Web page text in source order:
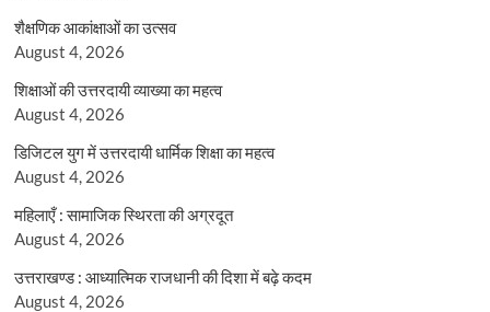
शैक्षणिक आकांक्षाओं का उत्सव
August 4, 2026
शिक्षाओं की उत्तरदायी व्याख्या का महत्व
August 4, 2026
डिजिटल युग में उत्तरदायी धार्मिक शिक्षा का महत्व
August 4, 2026
महिलाएँ : सामाजिक स्थिरता की अग्रदूत
August 4, 2026
उत्तराखण्ड : आध्यात्मिक राजधानी की दिशा में बढ़े कदम
August 4, 2026